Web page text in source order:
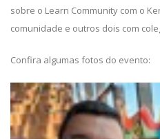
sobre o Learn Community com o
comunidade e outros dois com
Confira algumas fotos do evento: